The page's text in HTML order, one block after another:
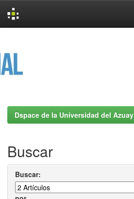
Dspace de la Universidad del Azuay
Buscar
Buscar: